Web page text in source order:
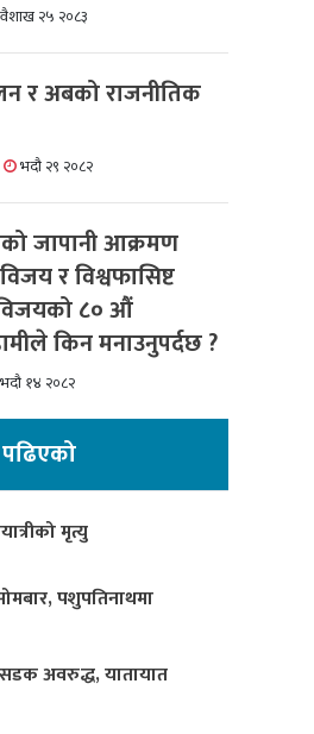
वैशाख २५ २०८३
र अबको राजनीतिक
भदौ २९ २०८२
जापानी आक्रमण
र विश्वफासिष्ट
विजयको ८० औं
किन मनाउनुपर्दछ ?
भदौ १४ २०८२
मृत्यु
पशुपतिनाथमा
अवरुद्ध, यातायात